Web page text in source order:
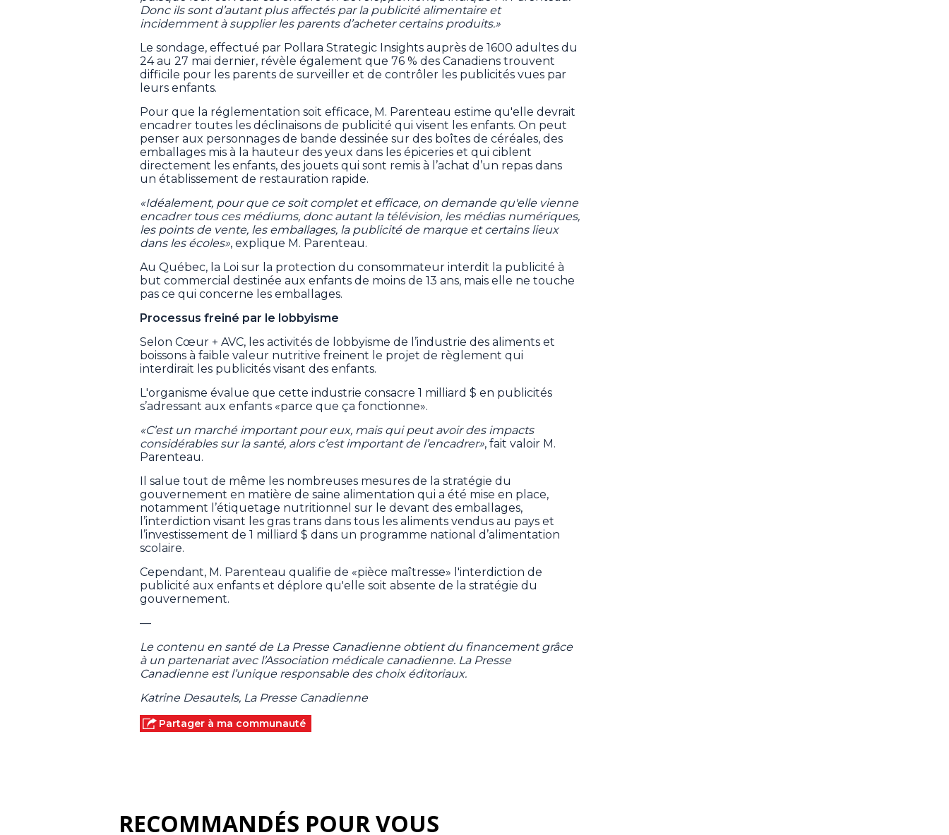
Donc ils sont d’autant plus affectés par la publicité alimentaire et
incidemment à supplier les parents d’acheter certains produits.»
Le sondage, effectué par Pollara Strategic Insights auprès de 1600 adultes du
24 au 27 mai dernier, révèle également que 76 % des Canadiens trouvent
difficile pour les parents de surveiller et de contrôler les publicités vues par
leurs enfants.
Pour que la réglementation soit efficace, M. Parenteau estime qu'elle devrait
encadrer toutes les déclinaisons de publicité qui visent les enfants. On peut
penser aux personnages de bande dessinée sur des boîtes de céréales, des
emballages mis à la hauteur des yeux dans les épiceries et qui ciblent
directement les enfants, des jouets qui sont remis à l’achat d’un repas dans
un établissement de restauration rapide.
«Idéalement, pour que ce soit complet et efficace, on demande qu'elle vienne
encadrer tous ces médiums, donc autant la télévision, les médias numériques,
les points de vente, les emballages, la publicité de marque et certains lieux
dans les écoles», explique M. Parenteau.
Au Québec, la Loi sur la protection du consommateur interdit la publicité à
but commercial destinée aux enfants de moins de 13 ans, mais elle ne touche
pas ce qui concerne les emballages.
Processus freiné par le lobbyisme
Selon Cœur + AVC, les activités de lobbyisme de l’industrie des aliments et
boissons à faible valeur nutritive freinent le projet de règlement qui
interdirait les publicités visant des enfants.
L'organisme évalue que cette industrie consacre 1 milliard $ en publicités
s’adressant aux enfants «parce que ça fonctionne».
«C’est un marché important pour eux, mais qui peut avoir des impacts
considérables sur la santé, alors c’est important de l’encadrer», fait valoir M.
Parenteau.
Il salue tout de même les nombreuses mesures de la stratégie du
gouvernement en matière de saine alimentation qui a été mise en place,
notamment l’étiquetage nutritionnel sur le devant des emballages,
l’interdiction visant les gras trans dans tous les aliments vendus au pays et
l’investissement de 1 milliard $ dans un programme national d’alimentation
scolaire.
Cependant, M. Parenteau qualifie de «pièce maîtresse» l'interdiction de
publicité aux enfants et déplore qu'elle soit absente de la stratégie du
gouvernement.
—
Le contenu en santé de La Presse Canadienne obtient du financement grâce
à un partenariat avec l’Association médicale canadienne. La Presse
Canadienne est l’unique responsable des choix éditoriaux.
Katrine Desautels, La Presse Canadienne
Partager à ma communauté
RECOMMANDÉS POUR VOUS